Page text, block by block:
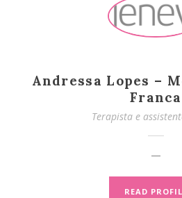
Andressa Lopes –
Franca
Terapista e
—
READ